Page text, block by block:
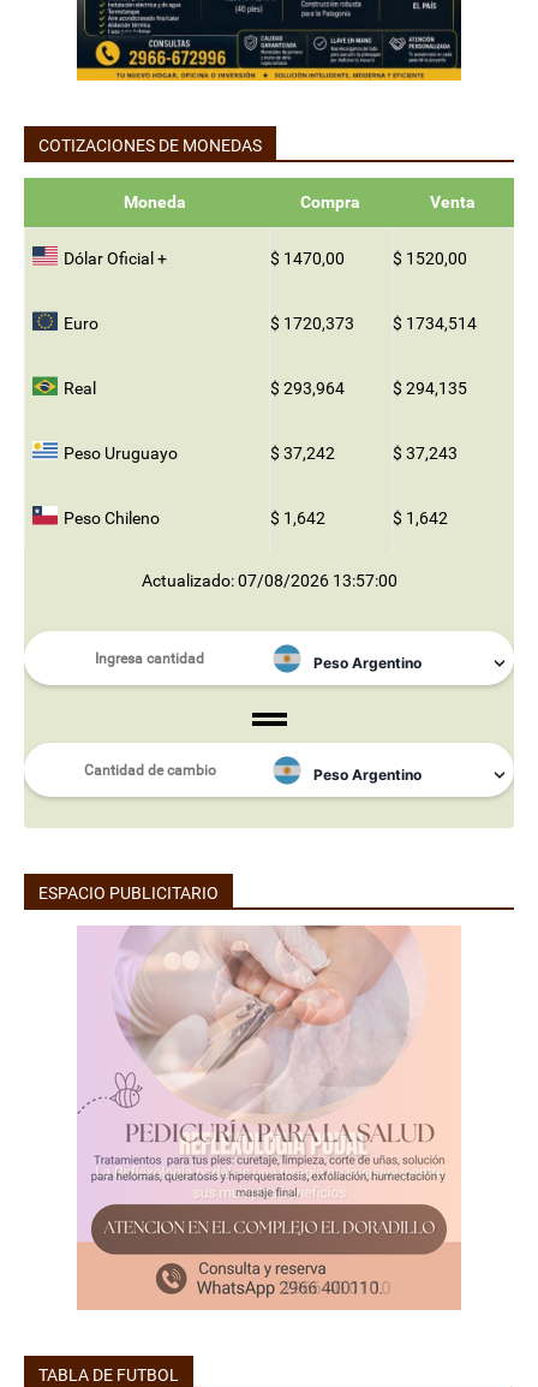
COTIZACIONES DE MONEDAS
Moneda Compra Venta
Dólar Oficial + $ 1470,00 $ 1520,00
Euro $ 1720,373 $ 1734,514
Real $ 293,964 $ 294,135
Peso Uruguayo $ 37,242 $ 37,243
Peso Chileno $ 1,642 $ 1,642
Actualizado: 07/08/2026 13:57:00
ESPACIO PUBLICITARIO
TABLA DE FUTBOL